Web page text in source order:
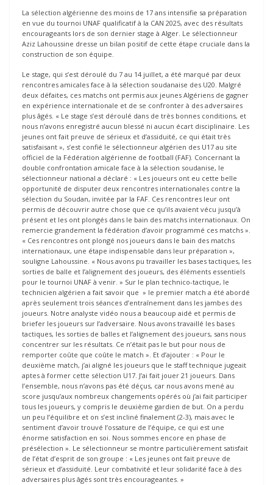
La sélection algérienne des moins de 17 ans intensifie sa préparation
en vue du tournoi UNAF qualificatif à la CAN 2025, avec des résultats
encourageants lors de son dernier stage à Alger. Le sélectionneur
Aziz Lahoussine dresse un bilan positif de cette étape cruciale dans la
construction de son équipe.
Le stage, qui s’est déroulé du 7 au 14 juillet, a été marqué par deux
rencontres amicales face à la sélection soudanaise des U20. Malgré
deux défaites, ces matchs ont permis aux jeunes Algériens de gagner
en expérience internationale et de se confronter à des adversaires
plus âgés. « Le stage s’est déroulé dans de très bonnes conditions, et
nous n’avons enregistré aucun blessé ni aucun écart disciplinaire. Les
jeunes ont fait preuve de sérieux et d’assiduité, ce qui était très
satisfaisant », s’est confié le sélectionneur algérien des U17 au site
officiel de la Fédération algérienne de football (FAF). Concernant la
double confrontation amicale face à la sélection soudanise, le
sélectionneur national a déclaré : « Les joueurs ont eu cette belle
opportunité de disputer deux rencontres internationales contre la
sélection du Soudan, invitée par la FAF. Ces rencontres leur ont
permis de découvrir autre chose que ce qu’ils avaient vécu jusqu’à
présent et les ont plongés dans le bain des matchs internationaux. On
remercie grandement la fédération d’avoir programmé ces matchs ».
« Ces rencontres ont plongé nos joueurs dans le bain des matchs
internationaux, une étape indispensable dans leur préparation »,
souligne Lahoussine. « Nous avons pu travailler les bases tactiques, les
sorties de balle et l’alignement des joueurs, des éléments essentiels
pour le tournoi UNAF à venir. » Sur le plan technico-tactique, le
technicien algérien a fait savoir que » le premier match a été abordé
après seulement trois séances d’entraînement dans les jambes des
joueurs. Notre analyste vidéo nous a beaucoup aidé et permis de
briefer les joueurs sur l’adversaire. Nous avons travaillé les bases
tactiques, les sorties de balles et l’alignement des joueurs, sans nous
concentrer sur les résultats. Ce n’était pas le but pour nous de
remporter coûte que coûte le match ». Et d’ajouter : « Pour le
deuxième match, j’ai aligné les joueurs que le staff technique jugeait
aptes à former cette sélection U17. J’ai fait jouer 21 joueurs. Dans
l’ensemble, nous n’avons pas été déçus, car nous avons mené au
score jusqu’aux nombreux changements opérés où j’ai fait participer
tous les joueurs, y compris le deuxième gardien de but. On a perdu
un peu l’équilibre et on s’est incliné finalement (2-3), mais avec le
sentiment d’avoir trouvé l’ossature de l’équipe, ce qui est une
énorme satisfaction en soi. Nous sommes encore en phase de
présélection ». Le sélectionneur se montre particulièrement satisfait
de l’état d’esprit de son groupe : « Les jeunes ont fait preuve de
sérieux et d’assiduité. Leur combativité et leur solidarité face à des
adversaires plus âgés sont très encourageantes. »